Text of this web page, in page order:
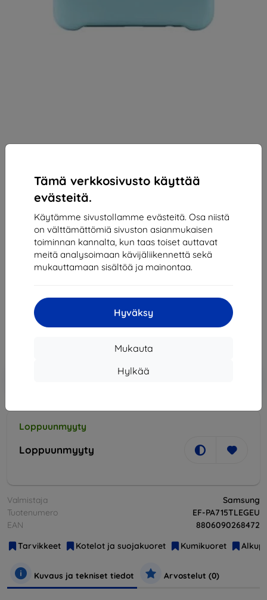
Tämä verkkosivusto käyttää
evästeitä.
Käytämme sivustollamme evästeitä. Osa niistä
on välttämättömiä sivuston asianmukaisen
toiminnan kannalta, kun taas toiset auttavat
meitä analysoimaan kävijäliikennettä sekä
mukauttamaan sisältöä ja mainontaa.
Hyväksy
Mukauta
Hylkää
suojus Case Samsung EF-PA715TL A71 A715 blue
Silicone Cover (EF-PA715TLEGEU)
30,90 €
27,81 €
Alennus kupongilla
Loppuunmyyty
Loppuunmyyty
Valmistaja
Samsung
Tuotenumero
EF-PA715TLEGEU
EAN
8806090268472
Tarvikkeet
Kotelot ja suojakuoret Kumikuoret
Kuvaus ja tekniset tiedot Arvostelut (0)